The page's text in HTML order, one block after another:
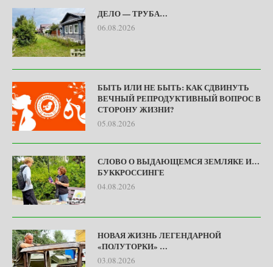
ДЕЛО — ТРУБА…
06.08.2026
БЫТЬ ИЛИ НЕ БЫТЬ: КАК СДВИНУТЬ
ВЕЧНЫЙ РЕПРОДУКТИВНЫЙ ВОПРОС В
СТОРОНУ ЖИЗНИ?
05.08.2026
СЛОВО О ВЫДАЮЩЕМСЯ ЗЕМЛЯКЕ И…
БУККРОССИНГЕ
04.08.2026
НОВАЯ ЖИЗНЬ ЛЕГЕНДАРНОЙ
«ПОЛУТОРКИ» …
03.08.2026